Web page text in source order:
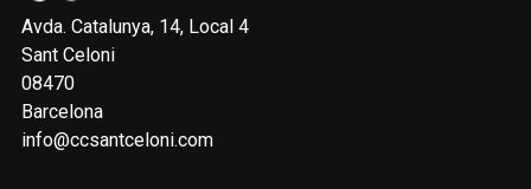
Avda. Catalunya, 14, Local 4
Sant Celoni
08470
Barcelona
info@ccsantceloni.com